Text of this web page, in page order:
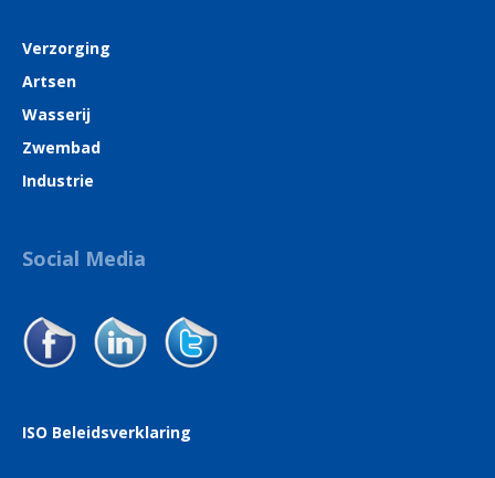
Verzorging
Artsen
Wasserij
Zwembad
Industrie
Social Media
ISO Beleidsverklaring